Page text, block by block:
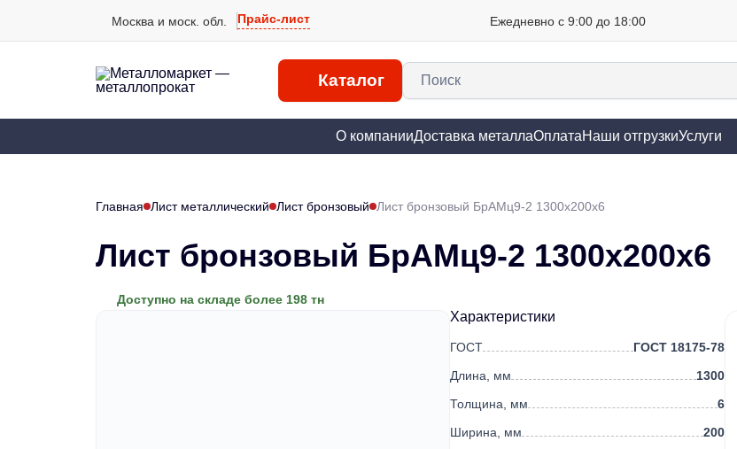
Москва и моск. обл. Прайс-лист Ежедневно с 9:00 до 18:00
Каталог
О компанииДоставка металлаОплатаНаши отгрузкиУслуги
Главная Лист металлический Лист бронзовый Лист бронзовый БрАМц9-2 1300х200х6
Лист бронзовый БрАМц9-2 1300х200х6
Доступно на складе более 198 тн
Характеристики
ГОСТ
ГОСТ 18175-78
Длина, мм
1300
Толщина, мм
6
Ширина, мм
200